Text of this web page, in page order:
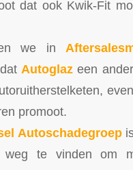
dat ook Kwik-Fit
we in
Autoglaz een
promoot.
Autoschadegroep
te vinden om